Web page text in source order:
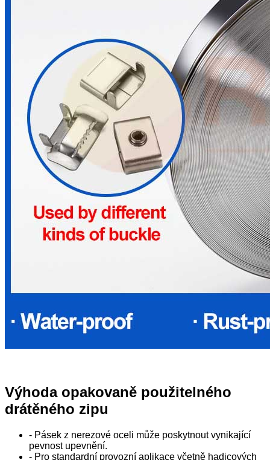
Výhoda opakovaně použitelného
drátěného zipu
- Pásek z nerezové oceli může poskytnout vynikající
pevnost upevnění.
- Pro standardní provozní aplikace včetně hadicových